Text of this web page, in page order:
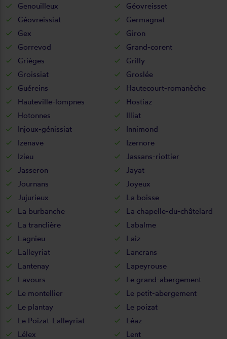
Genouilleux
Géovreisset
Géovreissiat
Germagnat
Gex
Giron
Gorrevod
Grand-corent
Grièges
Grilly
Groissiat
Groslée
Guéreins
Hautecourt-romanèche
Hauteville-lompnes
Hostiaz
Hotonnes
Illiat
Injoux-génissiat
Innimond
Izenave
Izernore
Izieu
Jassans-riottier
Jasseron
Jayat
Journans
Joyeux
Jujurieux
La boisse
La burbanche
La chapelle-du-châtelard
La tranclière
Labalme
Lagnieu
Laiz
Lalleyriat
Lancrans
Lantenay
Lapeyrouse
Lavours
Le grand-abergement
Le montellier
Le petit-abergement
Le plantay
Le poizat
Le Poizat-Lalleyriat
Léaz
Lélex
Lent